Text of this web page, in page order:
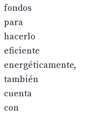
fondos
para
hacerlo
eficiente
energéticamente,
también
cuenta
con